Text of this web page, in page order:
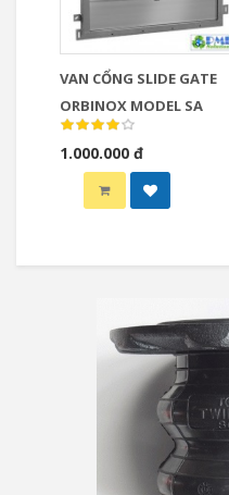
VAN CỔNG SLIDE GATE
ORBINOX MODEL SA
1.000.000 đ